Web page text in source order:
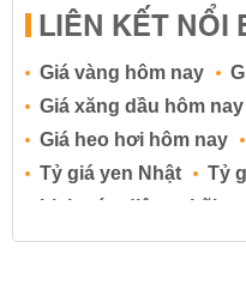
LIÊN KẾT NỔI
Giá vàng hôm nay
Giá xăng dầu hôm nay
Giá heo hơi hôm nay
Tỷ giá yen Nhật
Tỷ
Lịch cúp điện
Lãi
Lãi suất tiết kiệm